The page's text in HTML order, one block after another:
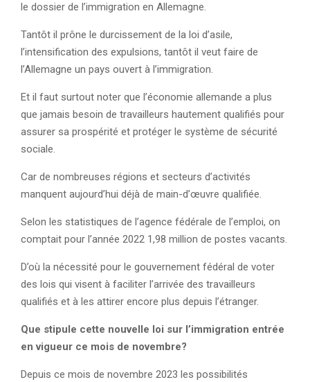
le dossier de l’immigration en Allemagne.
Tantôt il prône le durcissement de la loi d’asile,
l’intensification des expulsions, tantôt il veut faire de
l’Allemagne un pays ouvert à l’immigration.
Et il faut surtout noter que l’économie allemande a plus
que jamais besoin de travailleurs hautement qualifiés pour
assurer sa prospérité et protéger le système de sécurité
sociale.
Car de nombreuses régions et secteurs d’activités
manquent aujourd’hui déjà de main-d’œuvre qualifiée.
Selon les statistiques de l’agence fédérale de l’emploi, on
comptait pour l’année 2022 1,98 million de postes vacants.
D’où la nécessité pour le gouvernement fédéral de voter
des lois qui visent à faciliter l’arrivée des travailleurs
qualifiés et à les attirer encore plus depuis l’étranger.
Que stipule cette nouvelle loi sur l’immigration entrée
en vigueur ce mois de novembre?
Depuis ce mois de novembre 2023 les possibilités